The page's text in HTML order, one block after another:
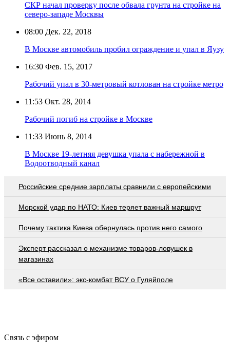
СКР начал проверку после обвала грунта на стройке на
северо-западе Москвы
08:00 Дек. 22, 2018
В Москве автомобиль пробил ограждение и упал в Яузу
16:30 Фев. 15, 2017
Рабочий упал в 30-метровый котлован на стройке метро
11:53 Окт. 28, 2014
Рабочий погиб на стройке в Москве
11:33 Июнь 8, 2014
В Москве 19-летняя девушка упала с набережной в
Водоотводный канал
Российские средние зарплаты сравнили с европейскими
Морской удар по НАТО: Киев теряет важный маршрут
Почему тактика Киева обернулась против него самого
Эксперт рассказал о механизме товаров-ловушек в
магазинах
«Все оставили»: экс-комбат ВСУ о Гуляйполе
Связь с эфиром